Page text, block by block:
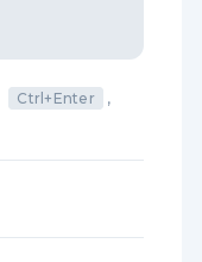
Ctrl+Enter
,